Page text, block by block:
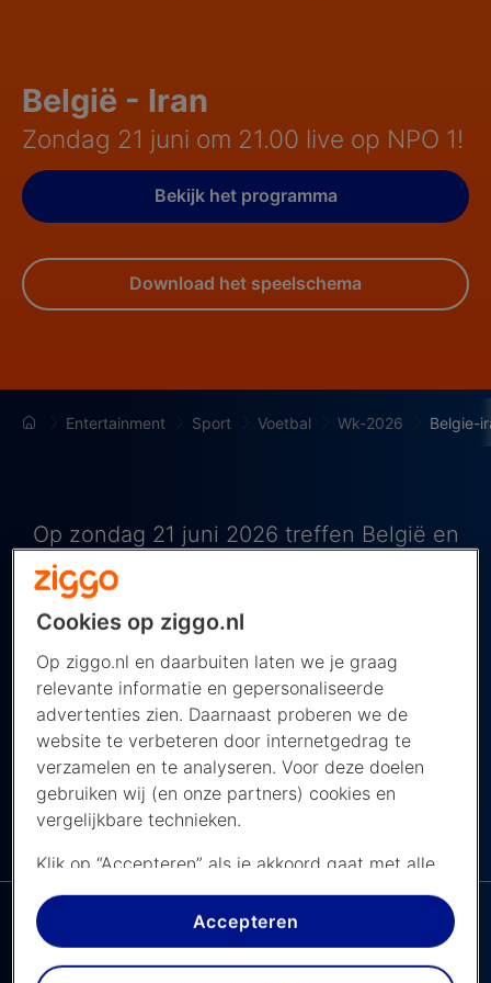
België - Iran
Zondag 21 juni om 21.00 live op NPO 1!
Bekijk het programma
Download het speelschema
Entertainment Sport Voetbal Wk-2026 Belgie-
Op zondag 21 juni 2026 treffen België en
Iran elkaar in Groep G van de groepsfase
van het WK 2026. Deze wedstrijd wordt
gespeeld op SoFi Stadium in Inglewood,
Verenigde Staten. De wedstrijd begint om
21.00 uur Nederlandse tijd en je kijkt hem
live bij de NOS op NPO 1.
Cookies op ziggo.nl
Op ziggo.nl en daarbuiten laten we je graag
relevante informatie en gepersonaliseerde
advertenties zien. Daarnaast proberen we de
website te verbeteren door internetgedrag te
verzamelen en te analyseren. Voor deze doelen
gebruiken wij (en onze partners) cookies en
vergelijkbare technieken.
Klik op “Accepteren” als je akkoord gaat met alle
cookies. Kies je voor “Nee, liever niet”, dan
plaatsen we alleen strikt noodzakelijke cookies om
de website goed te laten werken. Dat betekent
dat we geen vormen van personalisatie
Accepteren